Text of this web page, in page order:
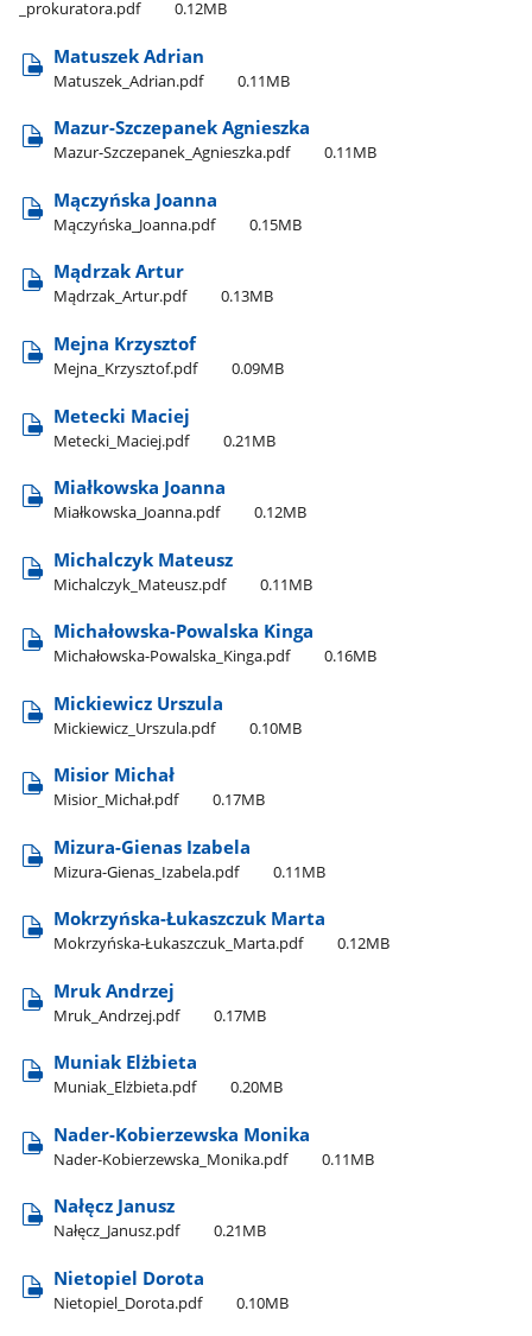
_prokuratora.pdf
0.12MB
Matuszek Adrian
Matuszek​_Adrian.pdf 0.11MB
Mazur-Szczepanek Agnieszka
Mazur-Szczepanek​_Agnieszka.pdf 0.11MB
Mączyńska Joanna
Mączyńska​_Joanna.pdf 0.15MB
Mądrzak Artur
Mądrzak​_Artur.pdf 0.13MB
Mejna Krzysztof
Mejna​_Krzysztof.pdf 0.09MB
Metecki Maciej
Metecki​_Maciej.pdf 0.21MB
Miałkowska Joanna
Miałkowska​_Joanna.pdf 0.12MB
Michalczyk Mateusz
Michalczyk​_Mateusz.pdf 0.11MB
Michałowska-Powalska Kinga
Michałowska-Powalska​_Kinga.pdf 0.16MB
Mickiewicz Urszula
Mickiewicz​_Urszula.pdf 0.10MB
Misior Michał
Misior​_Michał.pdf 0.17MB
Mizura-Gienas Izabela
Mizura-Gienas​_Izabela.pdf 0.11MB
Mokrzyńska-Łukaszczuk Marta
Mokrzyńska-Łukaszczuk​_Marta.pdf 0.12MB
Mruk Andrzej
Mruk​_Andrzej.pdf 0.17MB
Muniak Elżbieta
Muniak​_Elżbieta.pdf 0.20MB
Nader-Kobierzewska Monika
Nader-Kobierzewska​_Monika.pdf 0.11MB
Nałęcz Janusz
Nałęcz​_Janusz.pdf 0.21MB
Nietopiel Dorota
Nietopiel​_Dorota.pdf 0.10MB